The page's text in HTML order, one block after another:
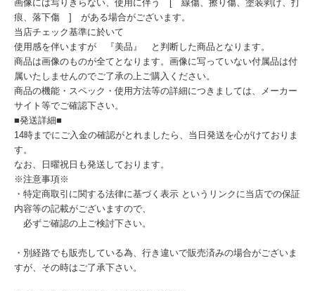
画像には写りきらない、使用に伴う [ 線傷、擦り傷、塗装剥げ、打
痕、落下傷 ] がある場合がございます。
当店チェック基準に於いて
使用感を伴いますが 『美品』 と判断した商品となります。
商品は画像のものが全てとなります。画像に写っていない付属品は付
属いたしませんのでご了承の上ご購入ください。
商品の機能・スペック・使用方法等の詳細につきましては、メーカー
サイト等でご確認下さい。
■発送詳細■
14時までにご入金の確認がとれましたら、当日発送を心がけておりま
す。
なお、日曜祝日も発送しております。
※注意事項※
・特定商取引に関する法律に基づく表示 というリンクに当店での保証
内容等の記載がございますので、
必ずご確認の上ご検討下さい。
・別経路でも販売している為、行き違いで販売済みの場合がございま
すが、その時はご了承下さい。